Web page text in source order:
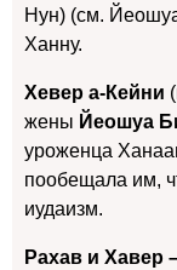
Нун) (см.
Ханну.
Хевер а-Кейни
жены Йеошуа
уроженца
пообещала им,
иудаизм.